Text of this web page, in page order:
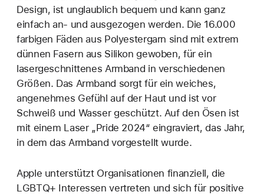
Design, ist unglaublich bequem und kann ganz
einfach an‑ und ausge­zogen werden. Die 16.000
farbigen Fäden aus Polyester­garn sind mit extrem
dünnen Fasern aus Silikon gewoben, für ein
lasergeschnittenes Armband in verschiedenen
Größen. Das Armband sorgt für ein weiches,
angenehmes Gefühl auf der Haut und ist vor
Schweiß und Wasser geschützt. Auf den Ösen ist
mit einem Laser „Pride 2024“ eingraviert, das Jahr,
in dem das Armband vorgestellt wurde.
Apple unterstützt Organisationen finanziell, die
LGBTQ+ Interessen vertreten und sich für positive